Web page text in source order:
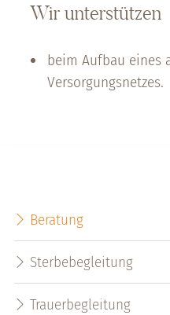
Wir unterstützen
beim Aufbau eines
Versorgungsnetzes.
Beratung
Sterbebegleitung
Trauerbegleitung